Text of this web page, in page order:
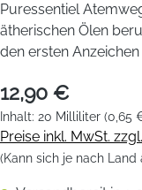
Puressentiel
ätherischen Ölen
den ersten
12,90 €
Inhalt: 20 Milliliter (0,65
Preise inkl. MwSt.
(Kann sich je nach Land